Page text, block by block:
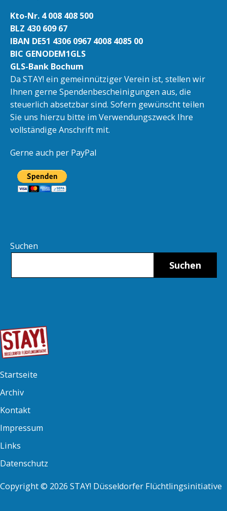
Kto-Nr. 4 008 408 500
BLZ 430 609 67
IBAN DE51 4306 0967 4008 4085 00
BIC GENODEM1GLS
GLS-Bank Bochum
Da STAY! ein gemeinnütziger Verein ist, stellen wir
Ihnen gerne Spendenbescheinigungen aus, die
steuerlich absetzbar sind. Sofern gewünscht teilen
Sie uns hierzu bitte im Verwendungszweck Ihre
vollständige Anschrift mit.
Gerne auch per PayPal
Suchen
Suchen
Copyright © 2026 STAY! Düsseldorfer Flüchtlingsinitiative
Startseite
Archiv
Kontakt
Impressum
Links
Datenschutz